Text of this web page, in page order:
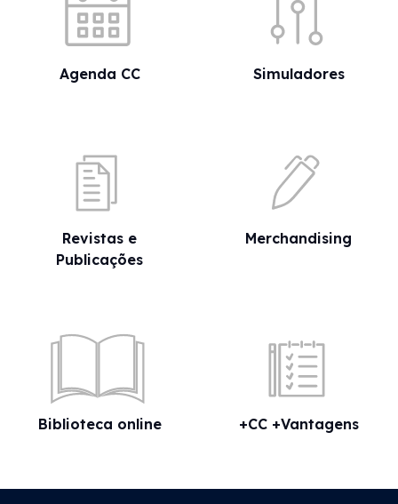
Agenda CC Simuladores
Revistas e
Publicações
Merchandising
Biblioteca online +CC +Vantagens